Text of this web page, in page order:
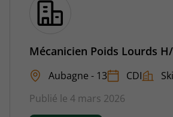
Mécanicien Poids Lourds
Aubagne - 13 CDI
Publié le 4 mars 2026